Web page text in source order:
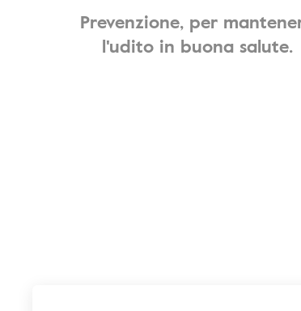
Prevenzione, per
l'udito in buona salute.